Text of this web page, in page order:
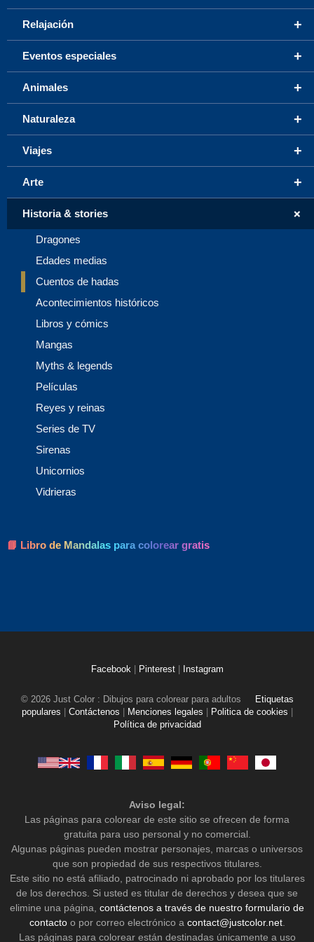
+
Relajación
+
Eventos especiales
+
Animales
+
Naturaleza
+
Viajes
+
Arte
+
Historia & stories
Dragones
Edades medias
Cuentos de hadas
Acontecimientos históricos
Libros y cómics
Mangas
Myths & legends
Películas
Reyes y reinas
Series de TV
Sirenas
Unicornios
Vidrieras
📘 Libro de Mandalas para colorear gratis
Facebook Pinterest Instagram
© 2026 Just Color : Dibujos para colorear para adultos
Etiquetas
populares
Contáctenos Menciones legales Politica de cookies
Política de privacidad
Aviso legal:
Las páginas para colorear de este sitio se ofrecen de forma
gratuita para uso personal y no comercial.
Algunas páginas pueden mostrar personajes, marcas o universos
que son propiedad de sus respectivos titulares.
Este sitio no está afiliado, patrocinado ni aprobado por los titulares
de los derechos. Si usted es titular de derechos y desea que se
elimine una página, contáctenos a través de nuestro formulario de
contactoo por correo electrónico a contact@justcolor.net.
Las páginas para colorear están destinadas únicamente a uso